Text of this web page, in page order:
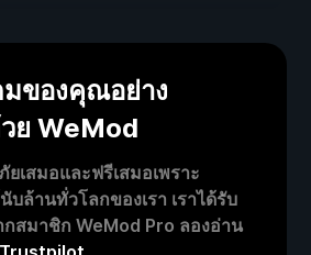
มของคุณอย่าง
ย WeMod
เสมอและฟรีเสมอเพราะ
บล้านทั่วโลกของเรา เราได้รับ
สมาชิก WeMod Pro ลองอ่าน